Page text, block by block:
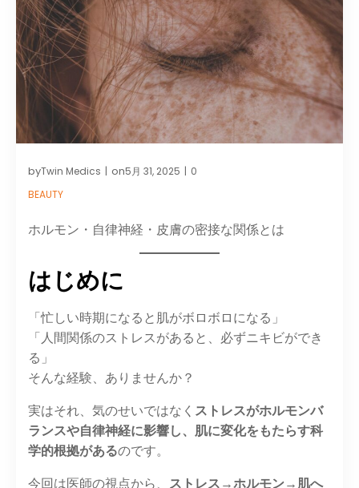
byTwin Medics | on5月 31, 2025 | 0
BEAUTY
ホルモン・自律神経・皮膚の密接な関係とは
はじめに
「忙しい時期になると肌がボロボロになる」
「人間関係のストレスがあると、必ずニキビができ
る」
そんな経験、ありませんか？
実はそれ、気のせいではなく ストレスがホルモンバ
ランスや自律神経に影響し、肌に変化をもたらす科
学的根拠があるのです。
今回は医師の視点から、 ストレス→ホルモン→肌へ